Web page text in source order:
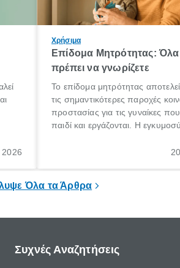
2026
Χρήσιμα
Επίδομα Μητρότητας:
πρέπει να γνωρίζετε
Το επίδομα μητρότητας
τις σημαντικότερες παροχές
προστασίας για τις γυναίκες
παιδί και εργάζονται. Η
σημαντική περίοδος στη ζωή
Όλα τα Άρθρα
Συχνές Αναζητήσεις